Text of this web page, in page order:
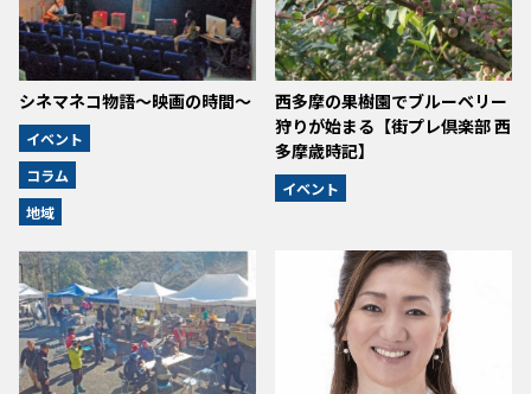
シネマネコ物語～映画の時間～
イベント
コラム
地域
西多摩の果樹園でブルーベリー
狩りが始まる【街プレ倶楽部 西
多摩歳時記】
イベント